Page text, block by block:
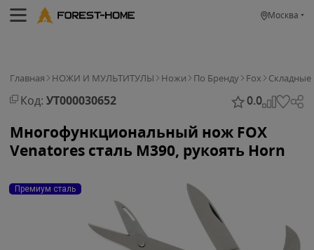
Москва
Главная НОЖИ И МУЛЬТИТУЛЫ Ножи По Бренду Fox
Код: УТ000030652 0.0
Многофункциональный нож FOX
Venatores сталь M390, рукоять Horn
Премиум сталь